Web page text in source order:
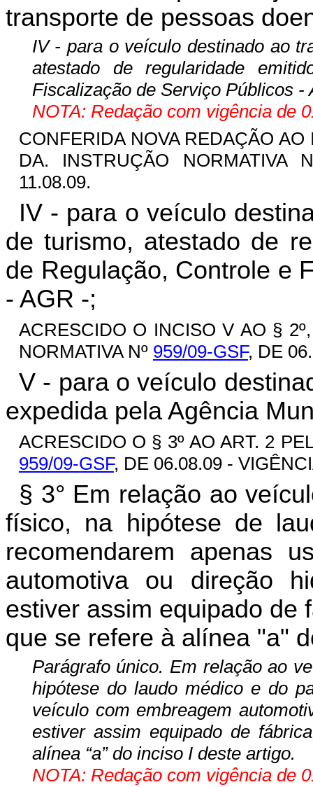
transporte de pessoas
IV - para o veículo destinado ao
atestado de regularidade
Fiscalização de Serviço Públicos -
NOTA: Redação com vigência de
CONFERIDA NOVA REDAÇÃO AO
DA. INSTRUÇÃO NORMATIVA
11.08.09.
IV - para o veículo
de turismo, atestado de
de Regulação, Controle e
- AGR -;
ACRESCIDO O INCISO V AO §
NORMATIVA Nº 959/09-GSF, DE
V - para o veículo
expedida pela Agência
ACRESCIDO O § 3º AO ART. 2
959/09-GSF, DE 06.08.09 -
§ 3° Em relação ao
físico, na hipótese de
recomendarem apenas
automotiva ou direção
estiver assim equipado de
que se refere à alínea "a"
Parágrafo único. Em relação ao
hipótese do laudo médico e do
veículo com embreagem
estiver assim equipado de
alínea “a” do inciso I deste artigo.
NOTA: Redação com vigência de